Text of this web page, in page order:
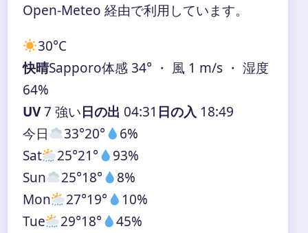
Open-Meteo 経由で利用しています。
30°C
快晴Sapporo体感 34° ・ 風 1 m/s ・ 湿度
64%
UV7 強い日の出 04:31 日の入 18:49
今日
33°20°
6%
Sat
25°21°
93%
Sun
25°18°
8%
Mon
27°19°
10%
Tue
29°18°
45%